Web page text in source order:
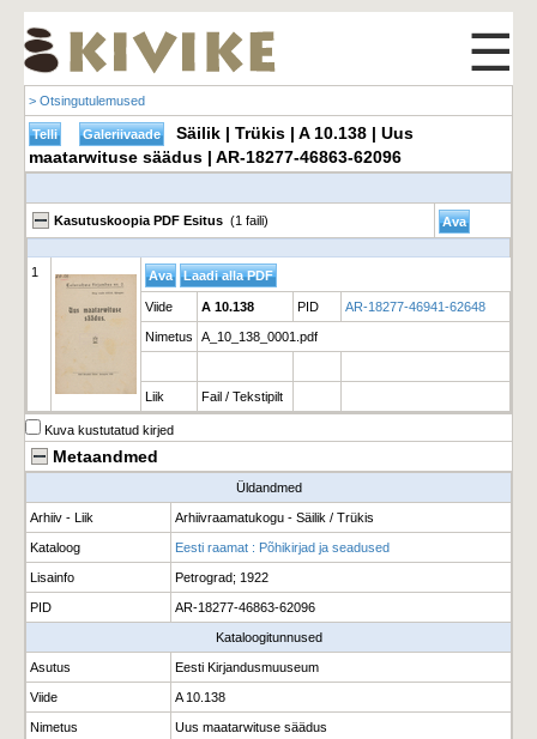
☰
> Otsingutulemused
Säilik | Trükis | A 10.138 | Uus
maatarwituse säädus | AR-18277-46863-62096
Kasutuskoopia PDF Esitus (1 faili)
1
Viide A 10.138 PID AR-18277-46941-62648
Nimetus A_10_138_0001.pdf
Liik Fail / Tekstipilt
Kuva kustutatud kirjed
Metaandmed
Üldandmed
Arhiiv - Liik Arhiivraamatukogu - Säilik / Trükis
Kataloog Eesti raamat : Põhikirjad ja seadused
Lisainfo Petrograd; 1922
PID AR-18277-46863-62096
Kataloogitunnused
Asutus Eesti Kirjandusmuuseum
Viide A 10.138
Nimetus Uus maatarwituse säädus